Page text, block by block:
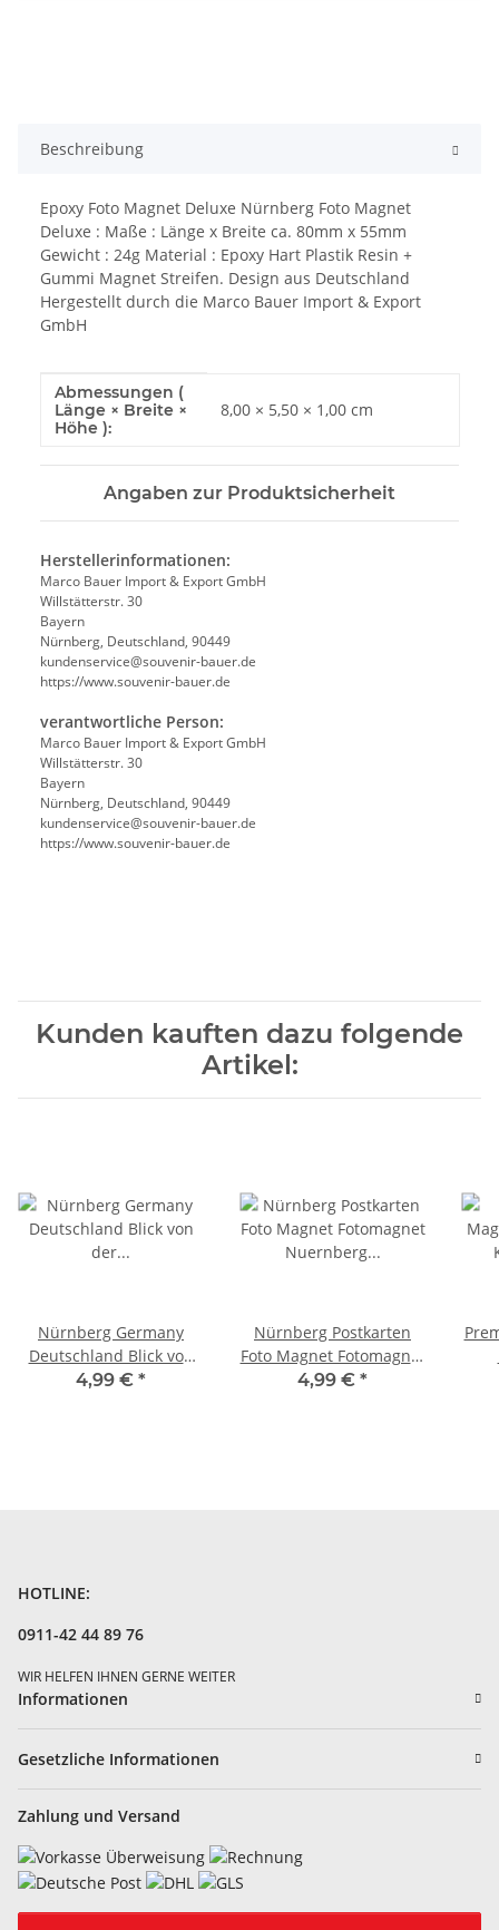
Beschreibung
Epoxy Foto Magnet Deluxe Nürnberg Foto Magnet
Deluxe : Maße : Länge x Breite ca. 80mm x 55mm
Gewicht : 24g Material : Epoxy Hart Plastik Resin +
Gummi Magnet Streifen. Design aus Deutschland
Hergestellt durch die Marco Bauer Import & Export
GmbH
Produkteigenschaft
Wert
Abmessungen (
Länge × Breite ×
Höhe ):
8,00 × 5,50 × 1,00 cm
Angaben zur Produktsicherheit
Herstellerinformationen:
Marco Bauer Import & Export GmbH
Willstätterstr. 30
Bayern
Nürnberg, Deutschland, 90449
kundenservice@souvenir-bauer.de
https://www.souvenir-bauer.de
verantwortliche Person:
Marco Bauer Import & Export GmbH
Willstätterstr. 30
Bayern
Nürnberg, Deutschland, 90449
kundenservice@souvenir-bauer.de
https://www.souvenir-bauer.de
Kunden kauften dazu folgende
Artikel:
Nürnberg Germany
Deutschland Blick von
der Kaiserburg Burg
4,99 € *
Nürnberg Postkarten
Foto Magnet Fotomagnet
Nuernberg Germany
4,99 € *
HOTLINE:
0911-42 44 89 76
WIR HELFEN IHNEN GERNE WEITER
Informationen
Gesetzliche Informationen
Zahlung und Versand